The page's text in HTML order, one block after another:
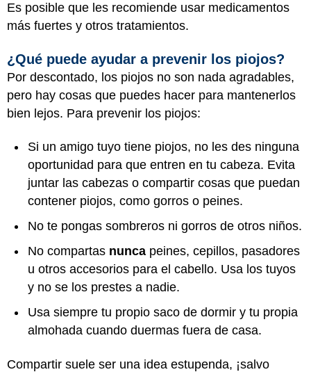
Es posible que les recomiende usar medicamentos
más fuertes y otros tratamientos.
¿Qué puede ayudar a prevenir los piojos?
Por descontado, los piojos no son nada agradables,
pero hay cosas que puedes hacer para mantenerlos
bien lejos. Para prevenir los piojos:
Si un amigo tuyo tiene piojos, no les des ninguna
oportunidad para que entren en tu cabeza. Evita
juntar las cabezas o compartir cosas que puedan
contener piojos, como gorros o peines.
No te pongas sombreros ni gorros de otros niños.
No compartas nunca peines, cepillos, pasadores
u otros accesorios para el cabello. Usa los tuyos
y no se los prestes a nadie.
Usa siempre tu propio saco de dormir y tu propia
almohada cuando duermas fuera de casa.
Compartir suele ser una idea estupenda, ¡salvo